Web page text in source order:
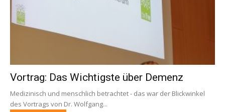
Vortrag: Das Wichtigste über Demenz
Medizinisch und menschlich betrachtet - das war der Blickwinkel
des Vortrags von Dr. Wolfgang...